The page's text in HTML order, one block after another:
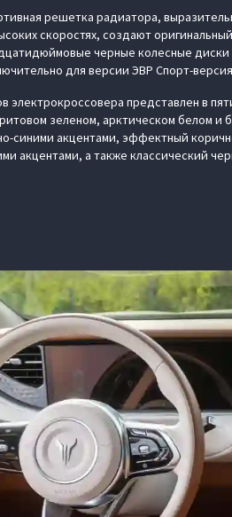
решетка радиатора,
скоростях, создают
черные колесные диски
для версии ЭВР Спорт-
электрокроссовера представлен в
зеленом, арктическом белом и
синими акцентами, эффектный
акцентами, а также классический